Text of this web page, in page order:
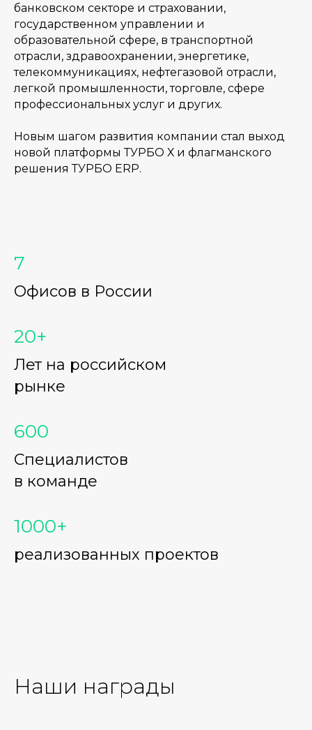
банковском секторе и страховании,
государственном управлении и
образовательной сфере, в транспортной
отрасли, здравоохранении, энергетике,
телекоммуникациях, нефтегазовой отрасли,
легкой промышленности, торговле, сфере
профессиональных услуг и других.
Новым шагом развития компании стал выход
новой платформы ТУРБО Х и флагманского
решения ТУРБО ERP.
7
Офисов в России
20+
Лет на российском
рынке
600
Специалистов
в команде
1000+
реализованных проектов
Наши награды